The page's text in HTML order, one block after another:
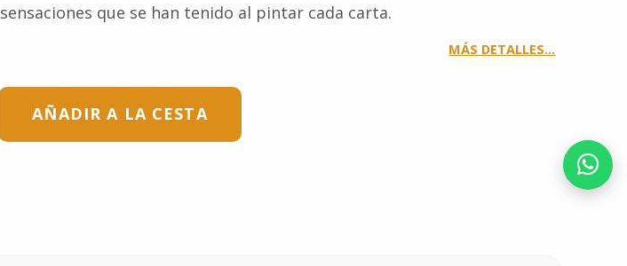
sensaciones que se han tenido al pintar cada carta.
MÁS DETALLES…
AÑADIR A LA CESTA